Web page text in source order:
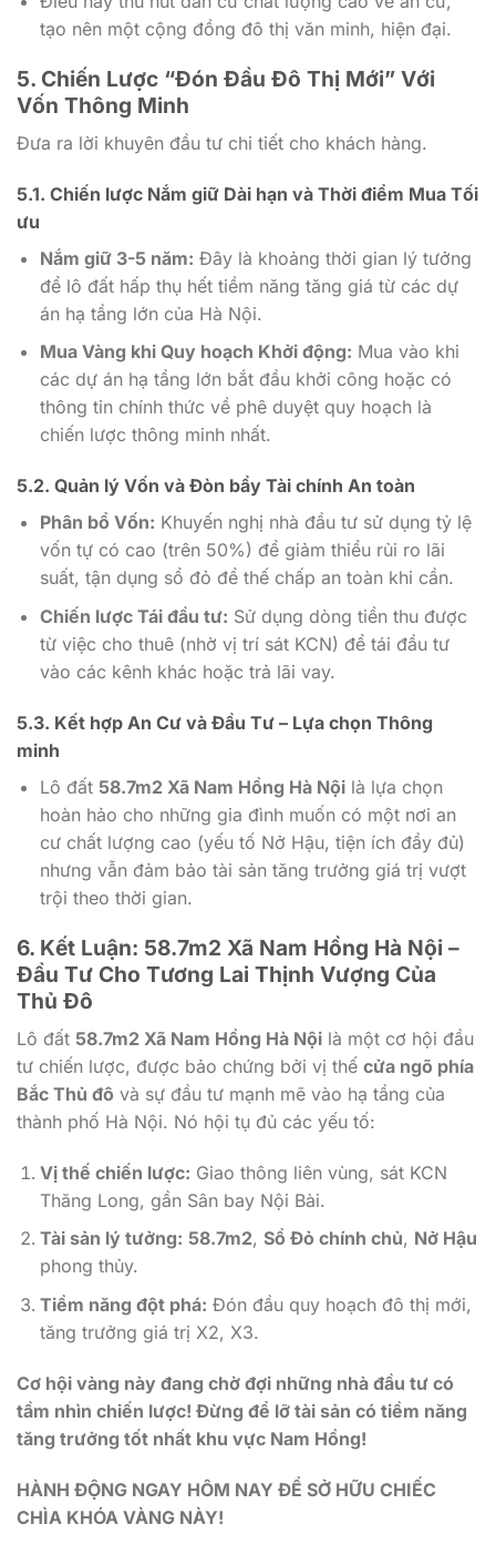
tạo nên một cộng đồng đô thị văn minh, hiện đại.
5. Chiến Lược “Đón Đầu Đô Thị Mới” Với
Vốn Thông Minh
Đưa ra lời khuyên đầu tư chi tiết cho khách hàng.
5.1. Chiến lược Nắm giữ Dài hạn và Thời điểm Mua Tối
ưu
Nắm giữ 3-5 năm: Đây là khoảng thời gian lý tưởng
để lô đất hấp thụ hết tiềm năng tăng giá từ các dự
án hạ tầng lớn của Hà Nội.
Mua Vàng khi Quy hoạch Khởi động: Mua vào khi
các dự án hạ tầng lớn bắt đầu khởi công hoặc có
thông tin chính thức về phê duyệt quy hoạch là
chiến lược thông minh nhất.
5.2. Quản lý Vốn và Đòn bẩy Tài chính An toàn
Phân bổ Vốn: Khuyến nghị nhà đầu tư sử dụng tỷ lệ
vốn tự có cao (trên 50%) để giảm thiểu rủi ro lãi
suất, tận dụng sổ đỏ để thế chấp an toàn khi cần.
Chiến lược Tái đầu tư: Sử dụng dòng tiền thu được
từ việc cho thuê (nhờ vị trí sát KCN) để tái đầu tư
vào các kênh khác hoặc trả lãi vay.
5.3. Kết hợp An Cư và Đầu Tư – Lựa chọn Thông
minh
Lô đất 58.7m2 Xã Nam Hồng Hà Nộilà lựa chọn
hoàn hảo cho những gia đình muốn có một nơi an
cư chất lượng cao (yếu tố Nở Hậu, tiện ích đầy đủ)
nhưng vẫn đảm bảo tài sản tăng trưởng giá trị vượt
trội theo thời gian.
6. Kết Luận: 58.7m2 Xã Nam Hồng Hà Nội –
Đầu Tư Cho Tương Lai Thịnh Vượng Của
Thủ Đô
Lô đất 58.7m2 Xã Nam Hồng Hà Nội là một cơ hội đầu
tư chiến lược, được bảo chứng bởi vị thế cửa ngõ phía
Bắc Thủ đô và sự đầu tư mạnh mẽ vào hạ tầng của
thành phố Hà Nội. Nó hội tụ đủ các yếu tố:
Vị thế chiến lược: Giao thông liên vùng, sát KCN
Thăng Long, gần Sân bay Nội Bài.
Tài sản lý tưởng: 58.7m2, Sổ Đỏ chính chủ, Nở Hậu
phong thủy.
Tiềm năng đột phá: Đón đầu quy hoạch đô thị mới,
tăng trưởng giá trị X2, X3.
Cơ hội vàng này đang chờ đợi những nhà đầu tư có
tầm nhìn chiến lược! Đừng để lỡ tài sản có tiềm năng
tăng trưởng tốt nhất khu vực Nam Hồng!
HÀNH ĐỘNG NGAY HÔM NAY ĐỂ SỞ HỮU CHIẾC
CHÌA KHÓA VÀNG NÀY!